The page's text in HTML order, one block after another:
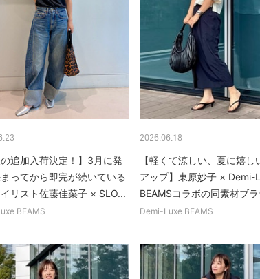
の追加入荷決定！】3月に発
ってから即完が続いている
リスト佐藤佳菜子 × SLO...
BEAMS
2026.06.18
【軽くて涼しい、夏に嬉し
アップ】東原妙子 × Demi-
BEAMSコラボの同素材ブ
Demi-Luxe BEAMS